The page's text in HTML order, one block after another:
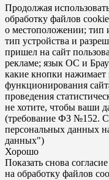
Продолжая
обработку файлов
о местоположении; тип
тип устройства и
пришел на сайт
рекламе; язык ОС и
какие кнопки нажимает
функционирования
проведения
не хотите, чтобы ваши
(требование ФЗ №152.
персональных данных
данных")
Хорошо
Показать снова согласие
на обработку файлов